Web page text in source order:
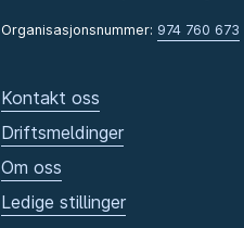
Organisasjonsnummer: 974 760 673
Kontakt oss
Driftsmeldinger
Om oss
Ledige stillinger